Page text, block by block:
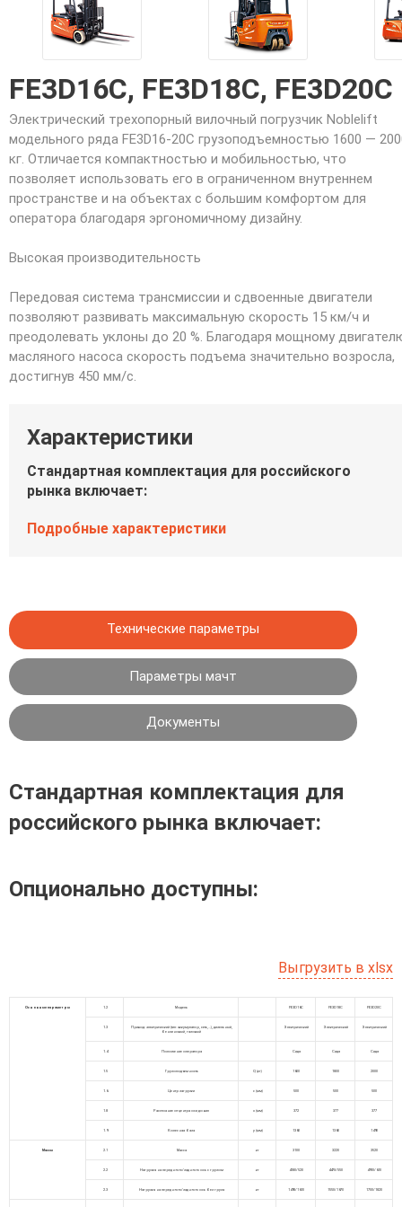
FE3D16C, FE3D18C, FE3D20C
Электрический трехопорный вилочный погрузчик Noblelift
модельного ряда FE3D16-20C грузоподъемностью 1600 —
кг. Отличается компактностью и мобильностью, что
позволяет использовать его в ограниченном внутреннем
пространстве и на объектах с большим комфортом для
оператора благодаря эргономичному дизайну.
Высокая производительность
Передовая система трансмиссии и сдвоенные двигатели
позволяют развивать максимальную скорость 15 км/ч и
преодолевать уклоны до 20 %. Благодаря мощному
масляного насоса скорость подъема значительно возросла,
достигнув 450 мм/с.
Характеристики
Стандартная комплектация для российского
рынка включает:
Подробные характеристики
Технические параметры
Параметры мачт
Документы
Стандартная комплектация для
российского рынка включает:
Опционально доступны:
Выгрузить в xlsx
Основные параметры 1.2 Модель FE3D16C FE3D18C FE3D20C
1.3
Привод: электрический (тип: аккумулятор, сеть,…), дизельный,
бензиновый, газовый
Электрический Электрический Электрический
1.4 Положение оператора Сидя Сидя Сидя
1.5 Грузоподъемность Q (кг) 1600 1800 2000
1.6 Центр загрузки c (мм) 500 500 500
1.8 Расстояние от центра оси до вил x (мм) 372 377 377
1.9 Колесная база y (мм) 1360 1360 1490
Массы 2.1 Масса кг 3100 3220 3520
2.2 Нагрузка на переднюю/заднюю ось с грузом кг 4180/520 4470/550 4910/610
2.3 Нагрузка на переднюю/заднюю ось без груза кг 1490/1610 1550/1670 1700/1820